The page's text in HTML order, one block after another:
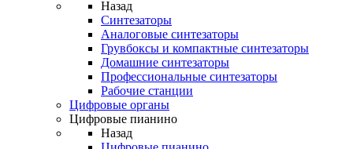
Назад
Синтезаторы
Аналоговые синтезаторы
Грувбоксы и компактные синтезаторы
Домашние синтезаторы
Профессиональные синтезаторы
Рабочие станции
Цифровые органы
Цифровые пианино
Назад